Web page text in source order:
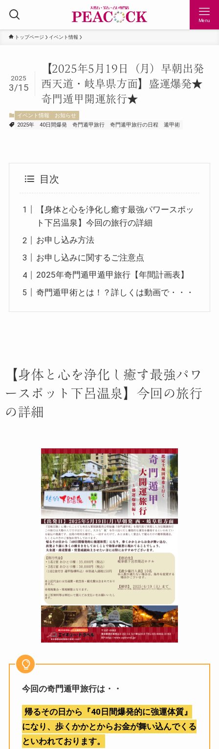
Menu
トップページ イベント情報
【2025年5月19日（月）早朝出発
西天道・岐阜県方面】盛運爆発★
奇門遁甲開運旅行★
2025
3/15
イベント情報
お知らせ
2025年
40日間爆発 奇門遁甲旅行 奇門遁甲旅行の日程 遁甲術
目次
【身体と心を浄化し癒す最強パワースポッ
ト下呂温泉】今回の旅行の詳細
お申し込み方法
お申し込みに関するご注意点
2025年奇門遁甲遁甲旅行【年間計画表】
奇門遁甲術とは！？詳しくは動画で・・・
【身体と心を浄化し癒す最強パワ
ースポット下呂温泉】今回の旅行
の詳細
今回の奇門遁甲旅行は・・
帰るその日から『40日間爆発的に強運体質』
になり、歩くかかとからお金が舞い込んでくる
といわれております。